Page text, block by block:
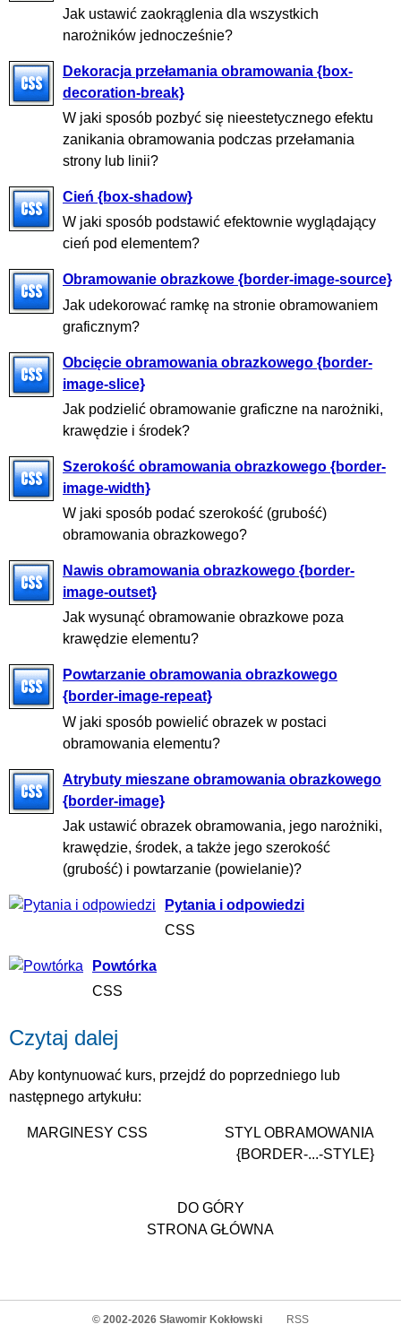
Jak ustawić zaokrąglenia dla wszystkich
narożników jednocześnie?
Dekoracja przełamania obramowania {box-
decoration-break}
W jaki sposób pozbyć się nieestetycznego efektu
zanikania obramowania podczas przełamania
strony lub linii?
Cień {box-shadow}
W jaki sposób podstawić efektownie wyglądający
cień pod elementem?
Obramowanie obrazkowe {border-image-source}
Jak udekorować ramkę na stronie obramowaniem
graficznym?
Obcięcie obramowania obrazkowego {border-
image-slice}
Jak podzielić obramowanie graficzne na narożniki,
krawędzie i środek?
Szerokość obramowania obrazkowego {border-
image-width}
W jaki sposób podać szerokość (grubość)
obramowania obrazkowego?
Nawis obramowania obrazkowego {border-
image-outset}
Jak wysunąć obramowanie obrazkowe poza
krawędzie elementu?
Powtarzanie obramowania obrazkowego
{border-image-repeat}
W jaki sposób powielić obrazek w postaci
obramowania elementu?
Atrybuty mieszane obramowania obrazkowego
{border-image}
Jak ustawić obrazek obramowania, jego narożniki,
krawędzie, środek, a także jego szerokość
(grubość) i powtarzanie (powielanie)?
Pytania i odpowiedzi
CSS
Powtórka
CSS
Czytaj dalej
Aby kontynuować kurs, przejdź do poprzedniego lub
następnego artykułu:
MARGINESY CSS
STYL OBRAMOWANIA
{BORDER-...-STYLE}
DO GÓRY
STRONA GŁÓWNA
© 2002-2026 Sławomir Kokłowski RSS